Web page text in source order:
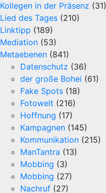
Kollegen in der Präsenz (31)
Lied des Tages (210)
Linktipp (189)
Mediation (53)
Metaebenen (841)
Datenschutz (36)
der große Bohei (61)
Fake Spots (18)
Fotowelt (216)
Hoffnung (17)
Kampagnen (145)
Kommunikation (215)
ManTantra (13)
Mobbing (3)
Mobbing (27)
Nachruf (27)